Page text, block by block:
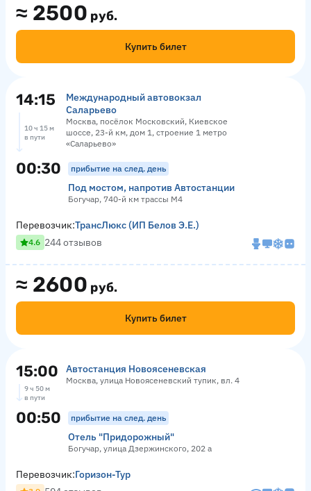
≈ 2500 руб.
Купить билет
14:15
Международный автовокзал
Саларьево
Москва, посёлок Московский, Киевское
шоссе, 23-й км, дом 1, строение 1 метро
«Саларьево»
10 ч 15 м
в пути
00:30 прибытие на след. день
Под мостом, напротив Автостанции
Богучар, 740-й км трассы М4
≈ 2600 руб.
Купить билет
Перевозчик:ТрансЛюкс (ИП Белов Э.Е.)
4.6 244 отзывов
15:00 Автостанция Новоясеневская
Москва, улица Новоясеневский тупик, вл. 4
9 ч 50 м
в пути
00:50 прибытие на след. день
Отель "Придорожный"
Богучар, улица Дзержинского, 202 а
Перевозчик:Горизон-Тур